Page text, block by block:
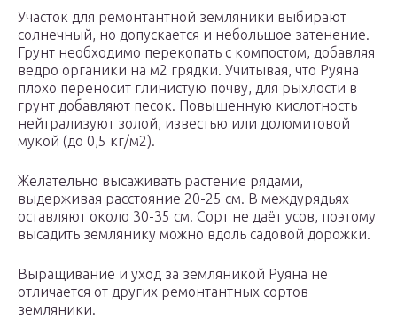
Участок для ремонтантной земляники выбирают
солнечный, но допускается и небольшое затенение.
Грунт необходимо перекопать с компостом, добавляя
ведро органики на м2 грядки. Учитывая, что Руяна
плохо переносит глинистую почву, для рыхлости в
грунт добавляют песок. Повышенную кислотность
нейтрализуют золой, известью или доломитовой
мукой (до 0,5 кг/м2).
Желательно высаживать растение рядами,
выдерживая расстояние 20-25 см. В междурядьях
оставляют около 30-35 см. Сорт не даёт усов, поэтому
высадить землянику можно вдоль садовой дорожки.
Выращивание и уход за земляникой Руяна не
отличается от других ремонтантных сортов
земляники.